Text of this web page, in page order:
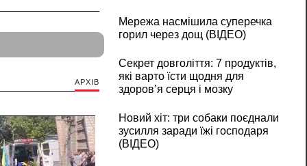
АРХІВ
Мережа насмішила суперечка
горил через дощ (ВІДЕО)
Секрет довголіття: 7 продуктів,
які варто їсти щодня для
здоров’я серця і мозку
Новий хіт: три собаки поєднали
зусилля заради їжі господаря
(ВІДЕО)